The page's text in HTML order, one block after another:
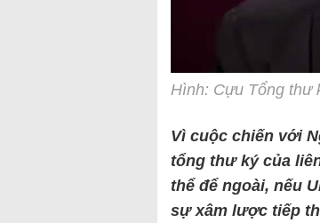
Hình: Cựu Tổng thư
Vì cuộc chiến với
tổng thư ký của
thể để ngoài, nếu
sự xâm lược tiếp